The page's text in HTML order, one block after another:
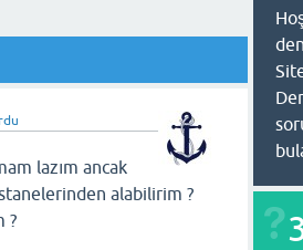
lazım ancak
alabilirim ?
?